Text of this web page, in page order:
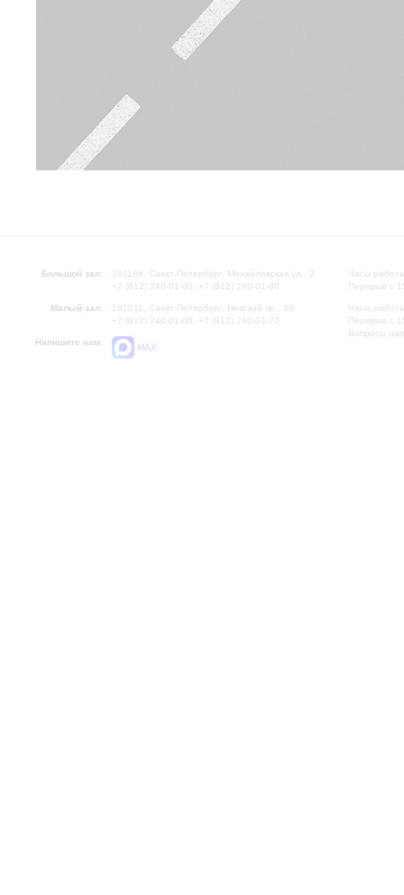
Большой зал:
191186, Санкт-Петербург, Михайловская ул., 2
+7 (812) 240-01-00, +7 (812) 240-01-80
Малый зал:
191011, Санкт-Петербург, Невский пр., 30
+7 (812) 240-01-00, +7 (812) 240-01-70
Напишите нам:
MAX
Часы
Перерыв с
Часы
Перерыв с
Вопросы